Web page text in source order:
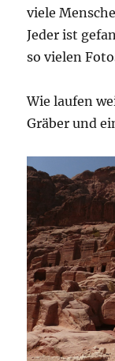
viele
Jeder ist
so vielen
Wie laufen
Gräber und